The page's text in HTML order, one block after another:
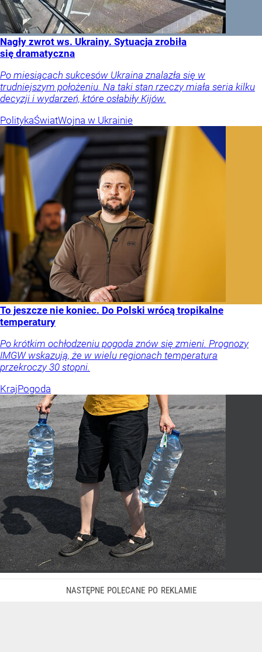
Nagły zwrot ws. Ukrainy. Sytuacja zrobiła
się dramatyczna
Po miesiącach sukcesów Ukraina znalazła się w
trudniejszym położeniu. Na taki stan rzeczy miała seria kilku
decyzji i wydarzeń, które osłabiły Kijów.
PolitykaŚwiatWojna w Ukrainie
To jeszcze nie koniec. Do Polski wrócą tropikalne
temperatury
Po krótkim ochłodzeniu pogoda znów się zmieni. Prognozy
IMGW wskazują, że w wielu regionach temperatura
przekroczy 30 stopni.
KrajPogoda